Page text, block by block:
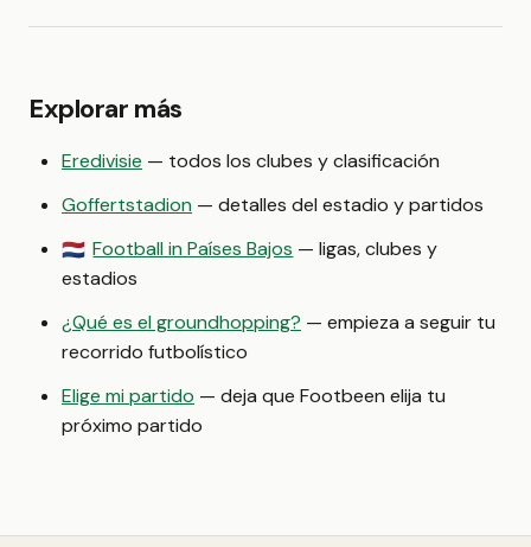
Explorar más
Eredivisie — todos los clubes y clasificación
Goffertstadion — detalles del estadio y partidos
🇳🇱 Football in Países Bajos — ligas, clubes y
estadios
¿Qué es el groundhopping? — empieza a seguir tu
recorrido futbolístico
Elige mi partido — deja que Footbeen elija tu
próximo partido